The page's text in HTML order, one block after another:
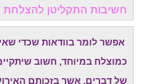
חשיבות התקליטן להצלחת
אפשר לומר בוודאות שכדי
כמוצלח במיוחד, חשוב
של דברים, אשר בזכותם האירוע